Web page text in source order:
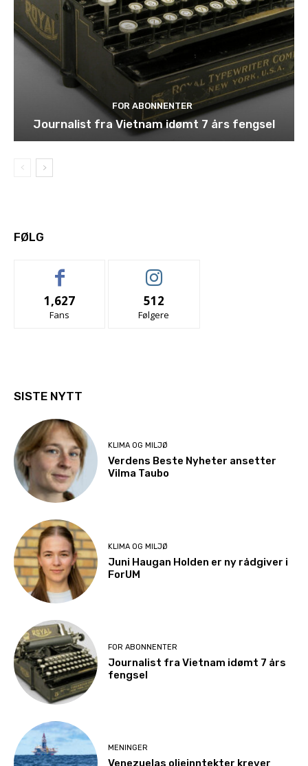
FOR ABONNENTER
Journalist fra Vietnam idømt 7 års fengsel
FØLG
1,627
Fans
512
Følgere
SISTE NYTT
KLIMA OG MILJØ
Verdens Beste Nyheter ansetter
Vilma Taubo
KLIMA OG MILJØ
Juni Haugan Holden er ny rådgiver i
ForUM
FOR ABONNENTER
Journalist fra Vietnam idømt 7 års
fengsel
MENINGER